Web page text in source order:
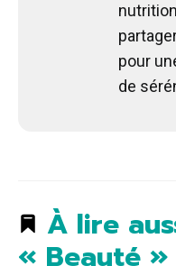
pour
de
À lire
« Beauté »